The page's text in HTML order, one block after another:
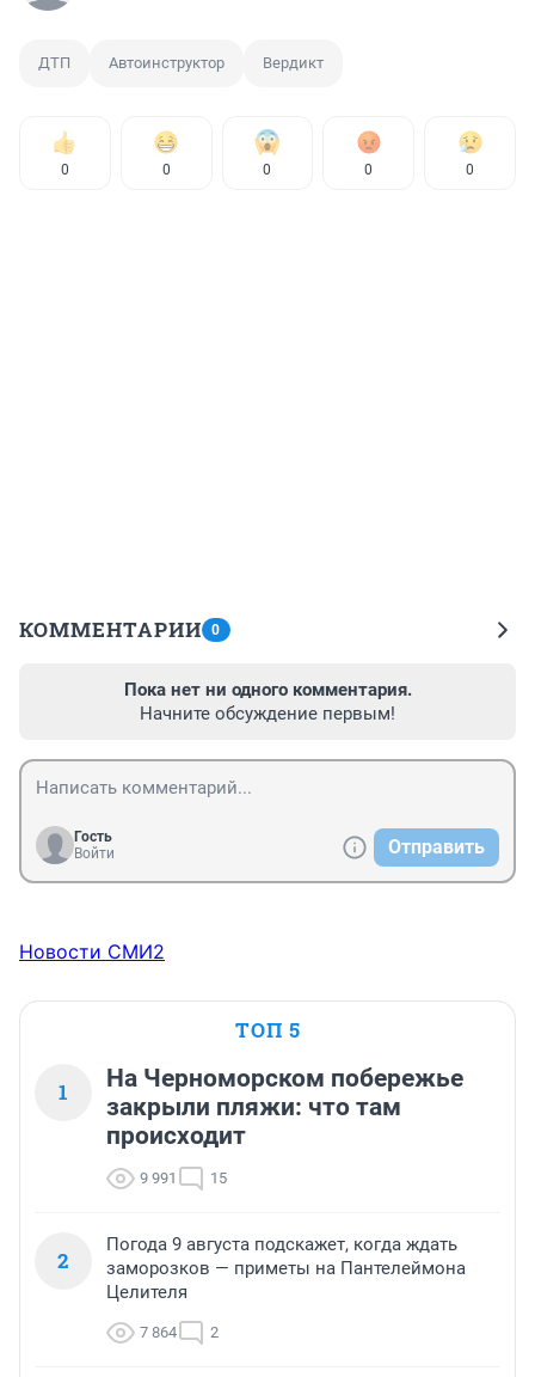
ДТП Автоинструктор Вердикт
0 0 0 0 0
КОММЕНТАРИИ 0
Пока нет ни одного комментария.
Начните обсуждение первым!
Гость
Войти
Отправить
Новости СМИ2
ТОП 5
1
На Черноморском побережье
закрыли пляжи: что там
происходит
9 991 15
2
Погода 9 августа подскажет, когда ждать
заморозков — приметы на Пантелеймона
Целителя
7 864 2